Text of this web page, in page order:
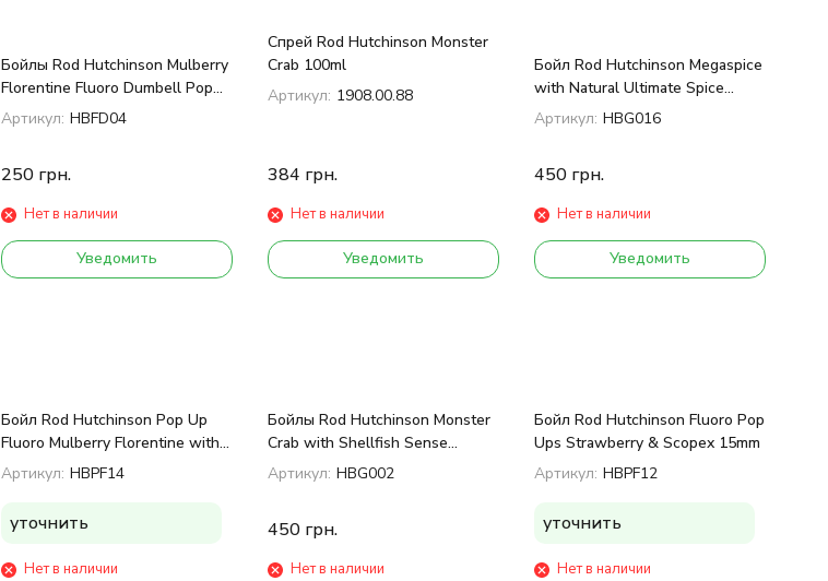
Бойлы Rod Hutchinson Mulberry
Florentine Fluoro Dumbell Pop
Ups 12mm 60g
Артикул: HBFD04
250 грн.
Нет в наличии
Уведомить
Спрей Rod Hutchinson Monster
Crab 100ml
Артикул: 1908.00.88
384 грн.
Нет в наличии
Уведомить
Бойл Rod Hutchinson Megaspice
with Natural Ultimate Spice
Blend 1kg 20 mm
Артикул: HBG016
450 грн.
Нет в наличии
Уведомить
Бойл Rod Hutchinson Pop Up
Fluoro Mulberry Florentine with
Protaste Plus 15mm
Артикул: HBPF14
уточнить
Нет в наличии
Бойлы Rod Hutchinson Monster
Crab with Shellfish Sense
Appeal 20mm 1kg
Артикул: HBG002
450 грн.
Нет в наличии
Бойл Rod Hutchinson Fluoro Pop
Ups Strawberry & Scopex 15mm
Артикул: HBPF12
уточнить
Нет в наличии